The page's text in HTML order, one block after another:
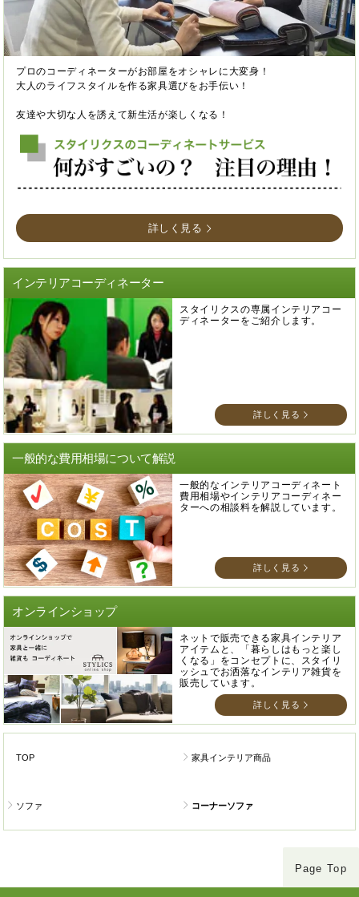
プロのコーディネーターがお部屋をオシャレに大変身！
大人のライフスタイルを作る家具選びをお手伝い！
友達や大切な人を誘えて新生活が楽しくなる！
詳しく見る
インテリアコーディネーター
スタイリクスの専属インテリアコー
ディネーターをご紹介します。
詳しく見る
一般的な費用相場について解説
一般的なインテリアコーディネート
費用相場やインテリアコーディネー
ターへの相談料を解説しています。
詳しく見る
オンラインショップ
ネットで販売できる家具インテリア
アイテムと、「暮らしはもっと楽し
くなる」をコンセプトに、スタイリ
ッシュでお洒落なインテリア雑貨を
販売しています。
詳しく見る
TOP 家具インテリア商品
ソファ コーナーソファ
Page Top